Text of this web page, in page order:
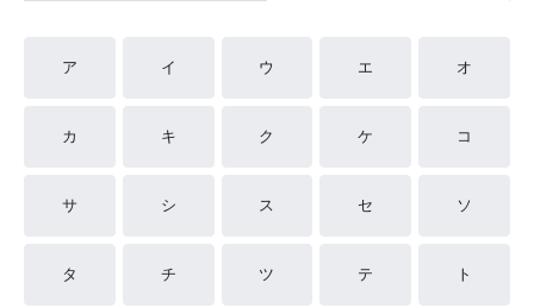
ア イ ウ エ オ
カ キ ク ケ コ
サ シ ス セ ソ
タ チ ツ テ ト